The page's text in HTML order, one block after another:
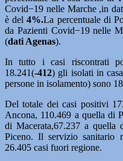
Covid−19 nelle Marche ,in
è del4%.La percentuale di
da Pazienti Covid−19 nelle
(dati Agenas).
In tutto i casi riscontrati
18.241(-412) gli isolati in
persone in isolamento) sono
Del totale dei casi positivi
Ancona, 110.469 a quella di
di Macerata,67.237 a
Piceno. Il servizio sanitario
26.405 casi fuori regione.